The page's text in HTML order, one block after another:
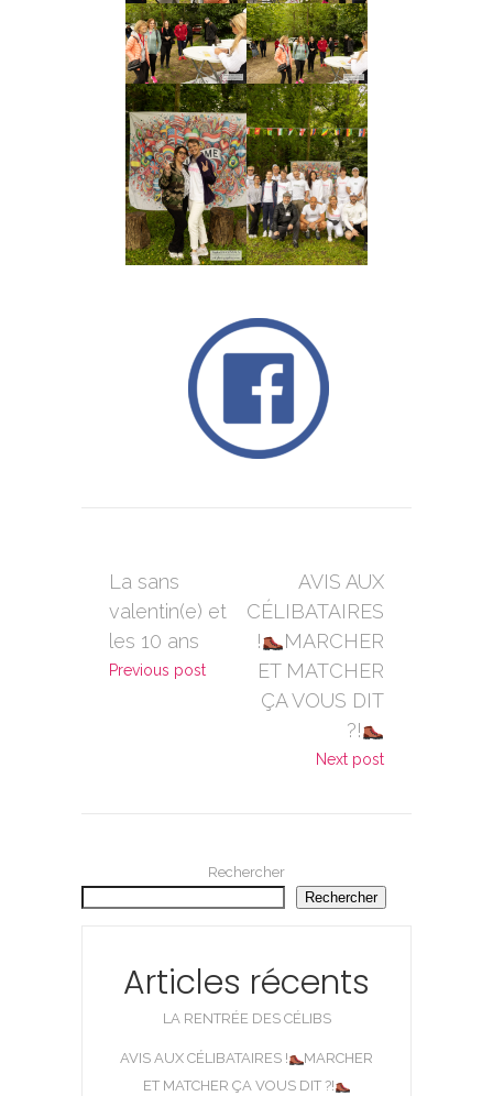
La sans
valentin(e) et
les 10 ans
Previous post
AVIS AUX
CÉLIBATAIRES
!
MARCHER
ET MATCHER
ÇA VOUS DIT
?!
Next post
Rechercher
Rechercher
Articles récents
LA RENTRÉE DES CÉLIBS
AVIS AUX CÉLIBATAIRES !
MARCHER
ET MATCHER ÇA VOUS DIT ?!